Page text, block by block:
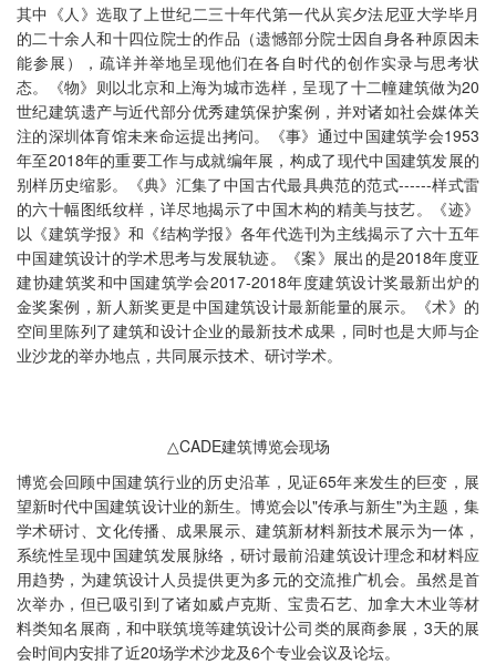
其中《人》选取了上世纪二三十年代第一代从宾夕法尼亚大学毕月
的二十余人和十四位院士的作品（遗憾部分院士因自身各种原因未
能参展），疏详并举地呈现他们在各自时代的创作实录与思考状
态。《物》则以北京和上海为城市选样，呈现了十二幢建筑做为20
世纪建筑遗产与近代部分优秀建筑保护案例，并对诸如社会媒体关
注的深圳体育馆未来命运提出拷问。《事》通过中国建筑学会1953
年至2018年的重要工作与成就编年展，构成了现代中国建筑发展的
别样历史缩影。《典》汇集了中国古代最具典范的范式------样式雷
的六十幅图纸纹样，详尽地揭示了中国木构的精美与技艺。《迹》
以《建筑学报》和《结构学报》各年代选刊为主线揭示了六十五年
中国建筑设计的学术思考与发展轨迹。《案》展出的是2018年度亚
建协建筑奖和中国建筑学会2017-2018年度建筑设计奖最新出炉的
金奖案例，新人新奖更是中国建筑设计最新能量的展示。《术》的
空间里陈列了建筑和设计企业的最新技术成果，同时也是大师与企
业沙龙的举办地点，共同展示技术、研讨学术。
△CADE建筑博览会现场
博览会回顾中国建筑行业的历史沿革，见证65年来发生的巨变，展
望新时代中国建筑设计业的新生。博览会以"传承与新生"为主题，集
学术研讨、文化传播、成果展示、建筑新材料新技术展示为一体，
系统性呈现中国建筑发展脉络，研讨最前沿建筑设计理念和材料应
用趋势，为建筑设计人员提供更为多元的交流推广机会。虽然是首
次举办，但已吸引到了诸如威卢克斯、宝贵石艺、加拿大木业等材
料类知名展商，和中联筑境等建筑设计公司类的展商参展，3天的展
会时间内安排了近20场学术沙龙及6个专业会议及论坛。